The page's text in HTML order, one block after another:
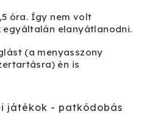
óra. Így nem volt
egyáltalán elanyátlanodni.
(a menyasszony
én is